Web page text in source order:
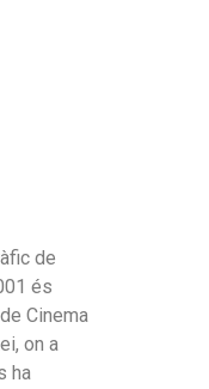
de
és
Cinema
on a
ha